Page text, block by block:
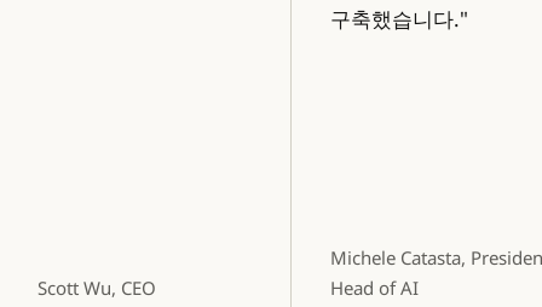
Scott Wu, CEO
구축했습니다."
Michele Catasta,
Head of AI